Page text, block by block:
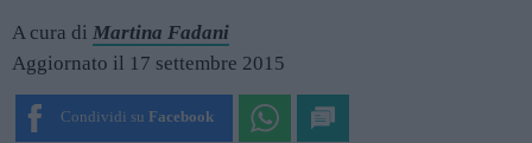
A cura di Martina Fadani
Aggiornato il 17 settembre 2015
Condividi su Facebook